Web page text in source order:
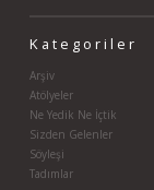
Kategoriler
Arşiv
Atölyeler
Ne Yedik Ne İçtik
Sizden Gelenler
Söyleşi
Tadımlar